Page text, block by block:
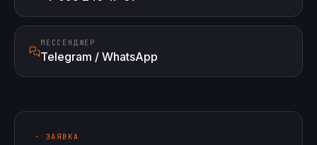
МЕССЕНДЖЕР
Telegram / WhatsApp
· ЗАЯВКА